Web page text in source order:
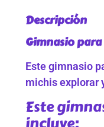
Descripción
Gimnasio
Este gimnasio
michis explorar
Este